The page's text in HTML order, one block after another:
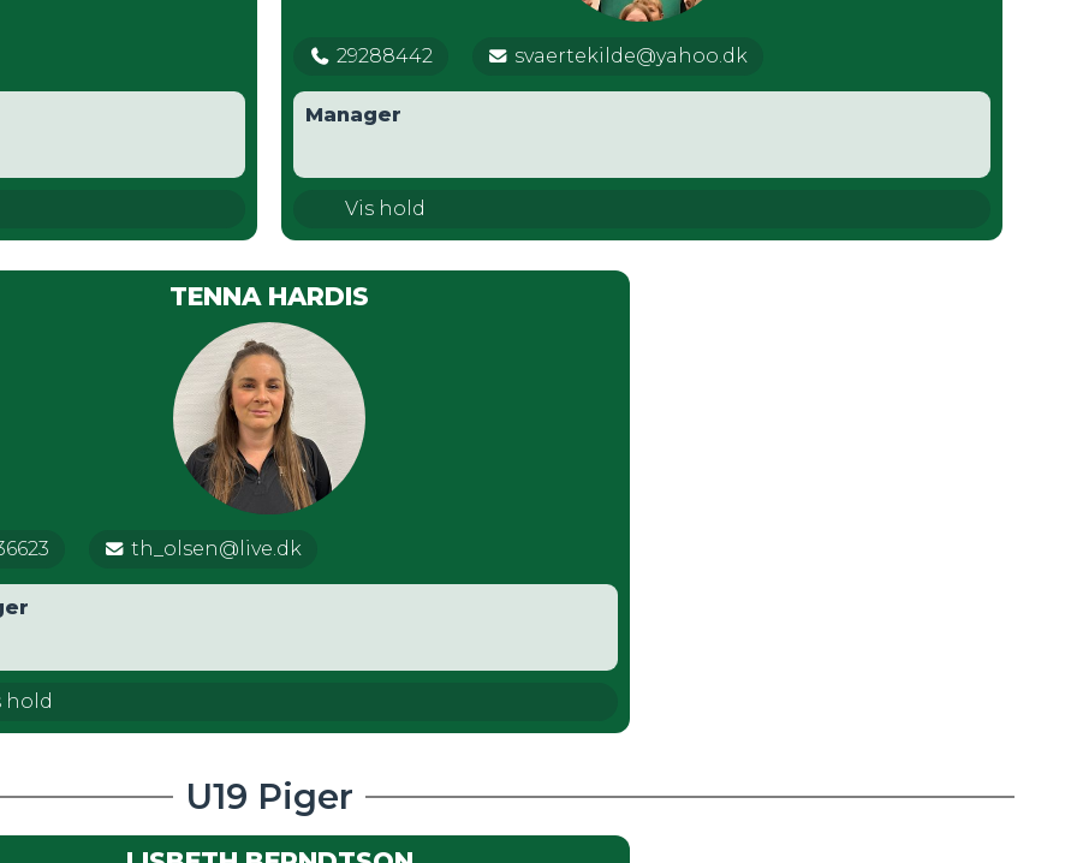
29288442 svaertekilde@yahoo.dk
Manager
Vis hold
U11 Drenge
TENNA HARDIS
th_olsen@live.dk
hold
Drenge
U19 Piger